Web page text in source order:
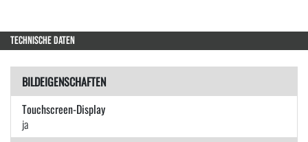
TECHNISCHE DATEN
BILDEIGENSCHAFTEN
Touchscreen-Display
ja